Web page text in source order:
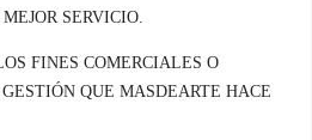
SERVICIO.
FINES COMERCIALES O
QUE MASDEARTE HACE
de exposiciones, museos y artistas